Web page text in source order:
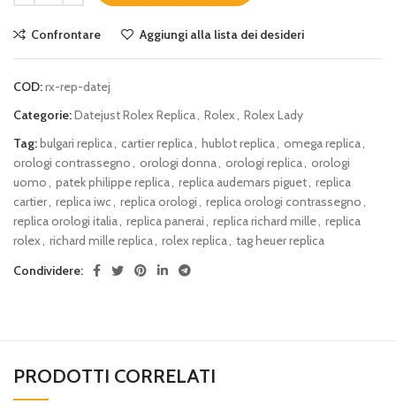
Confrontare Aggiungi alla lista dei desideri
COD:rx-rep-datej
Categorie:Datejust Rolex Replica, Rolex, Rolex Lady
Tag:bulgari replica, cartier replica, hublot replica, omega replica,
orologi contrassegno, orologi donna, orologi replica, orologi
uomo, patek philippe replica, replica audemars piguet, replica
cartier, replica iwc, replica orologi, replica orologi contrassegno,
replica orologi italia, replica panerai, replica richard mille, replica
rolex, richard mille replica, rolex replica, tag heuer replica
Condividere:
PRODOTTI CORRELATI